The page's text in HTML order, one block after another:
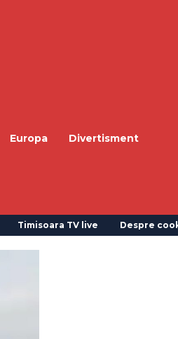
Europa
Divertisment
Timisoara TV live Despre